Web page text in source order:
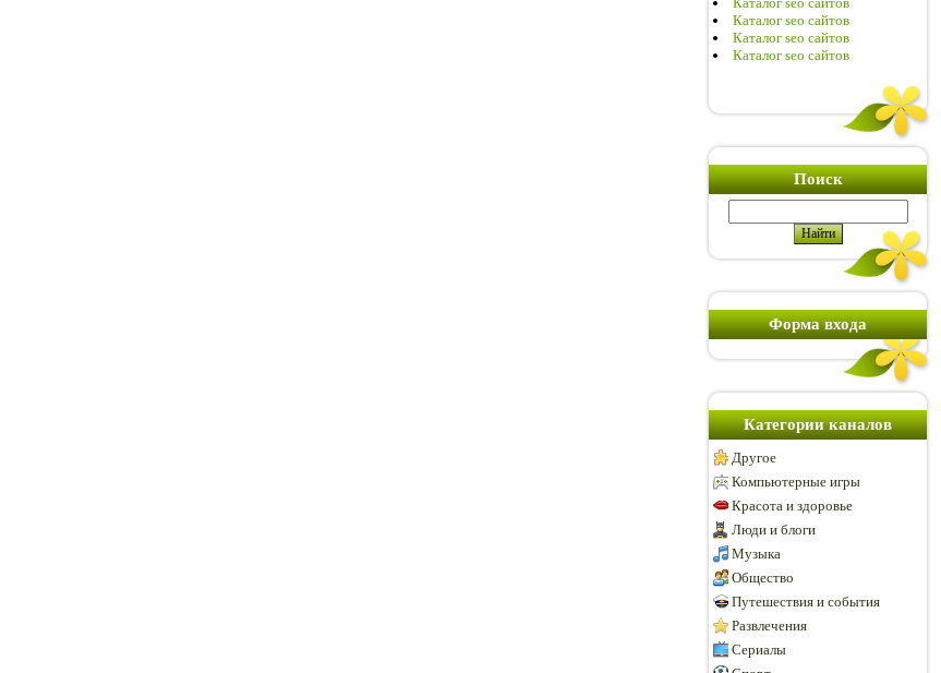
Каталог seo сайтов
Каталог seo сайтов
Каталог seo сайтов
Поиск
Форма входа
Категории каналов
Другое
Компьютерные игры
Красота и здоровье
Люди и блоги
Музыка
Общество
Путешествия и события
Развлечения
Сериалы